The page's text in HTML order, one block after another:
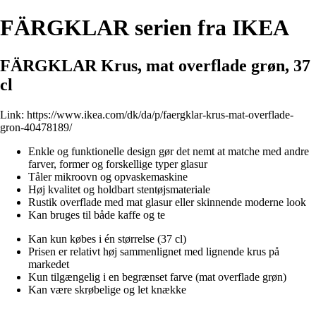
FÄRGKLAR serien fra IKEA
FÄRGKLAR Krus, mat overflade grøn, 37
cl
Link: https://www.ikea.com/dk/da/p/faergklar-krus-mat-overflade-
gron-40478189/
Enkle og funktionelle design gør det nemt at matche med andre
farver, former og forskellige typer glasur
Tåler mikroovn og opvaskemaskine
Høj kvalitet og holdbart stentøjsmateriale
Rustik overflade med mat glasur eller skinnende moderne look
Kan bruges til både kaffe og te
Kan kun købes i én størrelse (37 cl)
Prisen er relativt høj sammenlignet med lignende krus på
markedet
Kun tilgængelig i en begrænset farve (mat overflade grøn)
Kan være skrøbelige og let knække